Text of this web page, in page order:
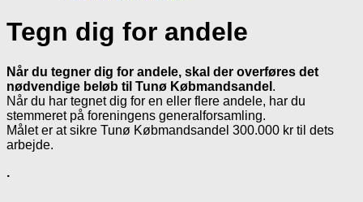
Tegn dig for andele
Når du tegner dig for andele, skal der overføres det
nødvendige beløb til Tunø Købmandsandel .
Når du har tegnet dig for en eller flere andele, har du
stemmeret på foreningens generalforsamling.
Målet er at sikre Tunø Købmandsandel 300.000 kr til dets
arbejde.
.